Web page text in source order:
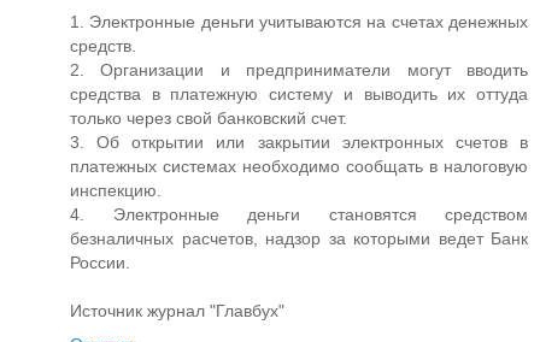
1. Электронные деньги учитываются на счетах денежных
средств.
2. Организации и предприниматели могут вводить
средства в платежную систему и выводить их оттуда
только через свой банковский счет.
3. Об открытии или закрытии электронных счетов в
платежных системах необходимо сообщать в налоговую
инспекцию.
4. Электронные деньги становятся средством
безналичных расчетов, надзор за которыми ведет Банк
России.
Источник журнал "Главбух"